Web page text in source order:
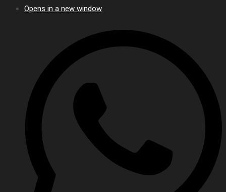
Opens in a new window